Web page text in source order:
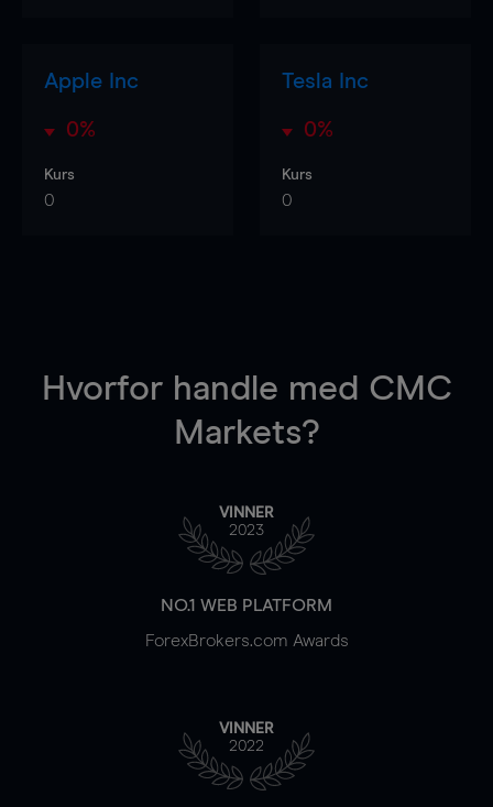
Apple Inc
0%
Kurs
0
Tesla Inc
0%
Kurs
0
Hvorfor handle med CMC
Markets?
VINNER
2023
NO.1 WEB PLATFORM
ForexBrokers.com Awards
VINNER
2022